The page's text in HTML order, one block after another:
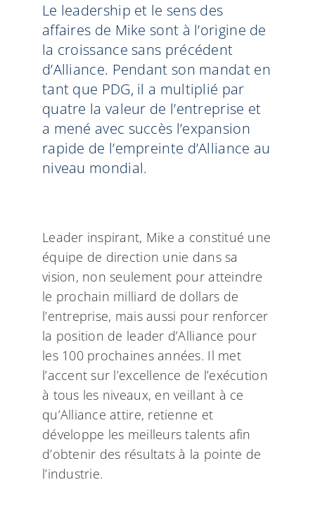
Le leadership et le sens des
affaires de Mike sont à l’origine de
la croissance sans précédent
d’Alliance. Pendant son mandat en
tant que PDG, il a multiplié par
quatre la valeur de l’entreprise et
a mené avec succès l’expansion
rapide de l’empreinte d’Alliance au
niveau mondial.
Leader inspirant, Mike a constitué une
équipe de direction unie dans sa
vision, non seulement pour atteindre
le prochain milliard de dollars de
l’entreprise, mais aussi pour renforcer
la position de leader d’Alliance pour
les 100 prochaines années. Il met
l’accent sur l’excellence de l’exécution
à tous les niveaux, en veillant à ce
qu’Alliance attire, retienne et
développe les meilleurs talents afin
d’obtenir des résultats à la pointe de
l’industrie.